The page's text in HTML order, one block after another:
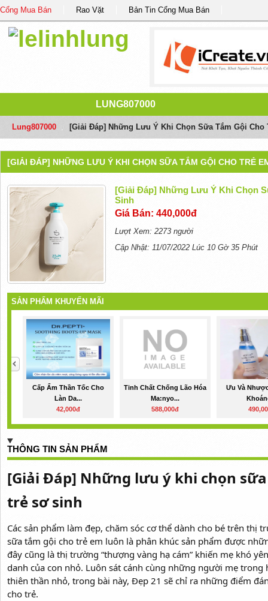
Cổng Mua Bán Rao Vặt Bản Tin Cổng Mua Bán
LUNG807000
Lung807000 [Giải Đáp] Những Lưu Ý Khi Chọn Sữa Tắm Gội Cho
[GIẢI ĐÁP] NHỮNG LƯU Ý KHI CHỌN SỮA TẮM GỘI CHO TRẺ
[Giải Đáp] Những Lưu Ý Khi Chọn
Sinh
Giá Bán: 440,000đ
Lượt Xem: 2273 người
Cập Nhật: 11/07/2022 Lúc 10 Gờ 35 Phút
SẢN PHẨM KHUYẾN MÃI
Cấp Ẩm Thần Tốc Cho
Làn Da...
42,000đ
Tinh Chất Chống Lão Hóa
Ma:nyo...
588,000đ
Ưu Và
THÔNG TIN SẢN PHẨM
[Giải Đáp] Những lưu ý khi chọn
trẻ sơ sinh
Các sản phẩm làm đẹp, chăm sóc cơ thể dành cho bé trên thị
sữa tắm gội cho trẻ em luôn là phân khúc sản phẩm được
đây cũng là thị trường “thượng vàng hạ cám” khiến mẹ khó
danh của con nhỏ. Luôn sát cánh cùng những người mẹ
thiên thần nhỏ, trong bài này, Đẹp 21 sẽ chỉ ra những điểm
cho trẻ.